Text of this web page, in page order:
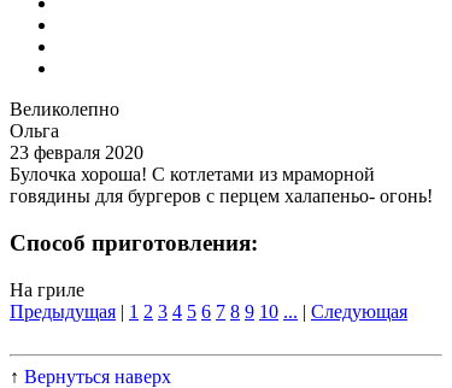
Великолепно
Ольга
23 февраля 2020
Булочка хороша! С котлетами из мраморной
говядины для бургеров с перцем халапеньо- огонь!
Способ приготовления:
На гриле
Предыдущая | 1 2 3 4 5 6 7 8 9 10 ... | Следующая
↑ Вернуться наверх